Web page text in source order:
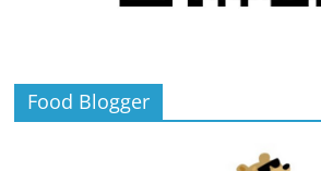
Food Blogger